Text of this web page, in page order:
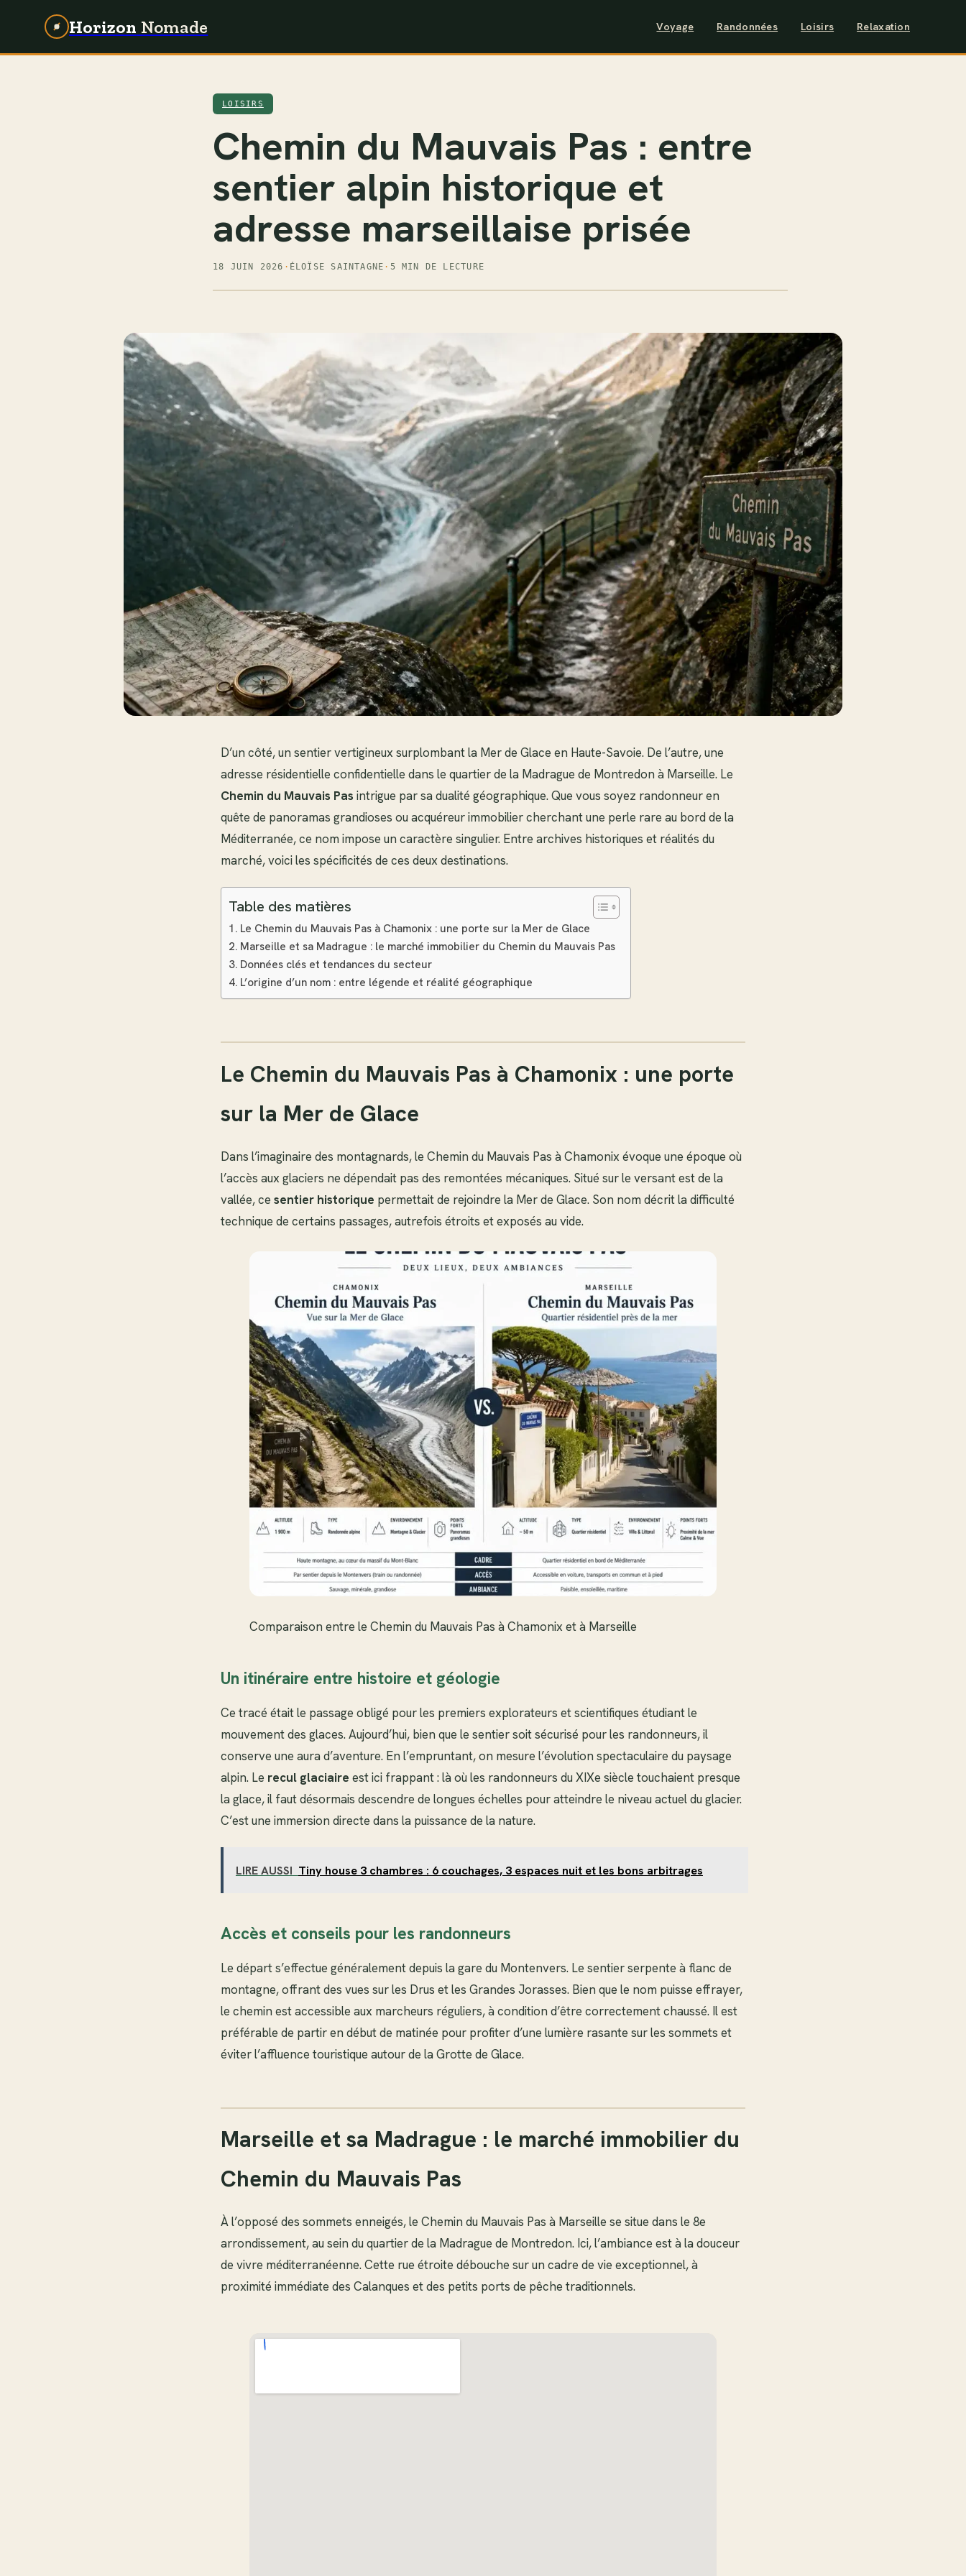
Horizon Nomade Voyage Randonnées Loisirs Relaxation
LOISIRS
Chemin du Mauvais Pas : entre
sentier alpin historique et
adresse marseillaise prisée
18 JUIN 2026 · ÉLOÏSE SAINTAGNE · 5 MIN DE LECTURE
D’un côté, un sentier vertigineux surplombant la Mer de Glace en Haute-Savoie. De l’autre, une
adresse résidentielle confidentielle dans le quartier de la Madrague de Montredon à Marseille. Le
Chemin du Mauvais Pas intrigue par sa dualité géographique. Que vous soyez randonneur en
quête de panoramas grandioses ou acquéreur immobilier cherchant une perle rare au bord de la
Méditerranée, ce nom impose un caractère singulier. Entre archives historiques et réalités du
marché, voici les spécificités de ces deux destinations.
Table des matières
Le Chemin du Mauvais Pas à Chamonix : une porte sur la Mer de Glace
Marseille et sa Madrague : le marché immobilier du Chemin du Mauvais Pas
Données clés et tendances du secteur
L’origine d’un nom : entre légende et réalité géographique
Le Chemin du Mauvais Pas à Chamonix : une porte
sur la Mer de Glace
Dans l’imaginaire des montagnards, le Chemin du Mauvais Pas à Chamonix évoque une époque où
l’accès aux glaciers ne dépendait pas des remontées mécaniques. Situé sur le versant est de la
vallée, ce sentier historique permettait de rejoindre la Mer de Glace. Son nom décrit la difficulté
technique de certains passages, autrefois étroits et exposés au vide.
Comparaison entre le Chemin du Mauvais Pas à Chamonix et à Marseille
Un itinéraire entre histoire et géologie
Ce tracé était le passage obligé pour les premiers explorateurs et scientifiques étudiant le
mouvement des glaces. Aujourd’hui, bien que le sentier soit sécurisé pour les randonneurs, il
conserve une aura d’aventure. En l’empruntant, on mesure l’évolution spectaculaire du paysage
alpin. Le recul glaciaire est ici frappant : là où les randonneurs du XIXe siècle touchaient presque
la glace, il faut désormais descendre de longues échelles pour atteindre le niveau actuel du glacier.
C’est une immersion directe dans la puissance de la nature.
LIRE AUSSI Tiny house 3 chambres : 6 couchages, 3 espaces nuit et les bons arbitrages
Accès et conseils pour les randonneurs
Le départ s’effectue généralement depuis la gare du Montenvers. Le sentier serpente à flanc de
montagne, offrant des vues sur les Drus et les Grandes Jorasses. Bien que le nom puisse effrayer,
le chemin est accessible aux marcheurs réguliers, à condition d’être correctement chaussé. Il est
préférable de partir en début de matinée pour profiter d’une lumière rasante sur les sommets et
éviter l’affluence touristique autour de la Grotte de Glace.
Marseille et sa Madrague : le marché immobilier du
Chemin du Mauvais Pas
À l’opposé des sommets enneigés, le Chemin du Mauvais Pas à Marseille se situe dans le 8e
arrondissement, au sein du quartier de la Madrague de Montredon. Ici, l’ambiance est à la douceur
de vivre méditerranéenne. Cette rue étroite débouche sur un cadre de vie exceptionnel, à
proximité immédiate des Calanques et des petits ports de pêche traditionnels.